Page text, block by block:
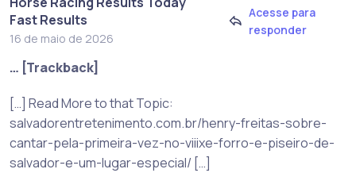
Fast Results
16 de maio de 2026
Acesse para
responder
… [Trackback]
[…] Read More to that Topic:
salvadorentretenimento.com.br/henry-freitas-sobre-
cantar-pela-primeira-vez-no-viiixe-forro-e-piseiro-de-
salvador-e-um-lugar-especial/ […]